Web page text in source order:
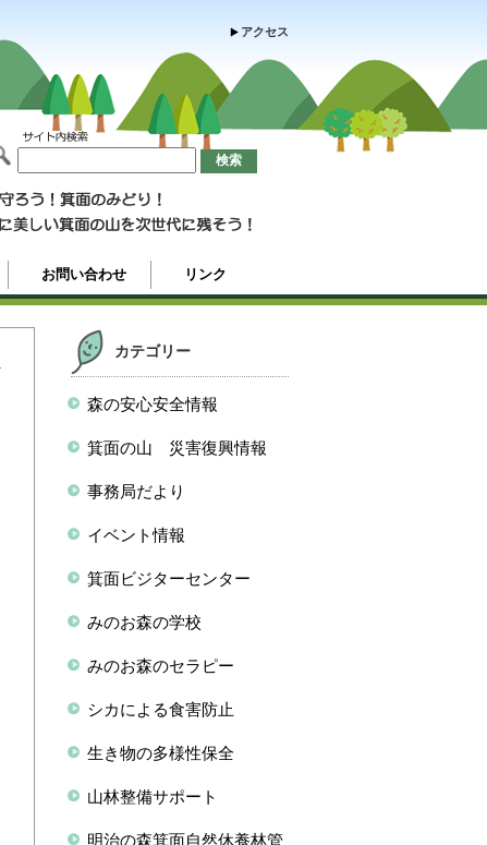
アクセス
お問い合わせ リンク
カテゴリー
森の安心安全情報
箕面の山 災害復興情報
事務局だより
イベント情報
箕面ビジターセンター
みのお森の学校
みのお森のセラピー
シカによる食害防止
生き物の多様性保全
山林整備サポート
明治の森箕面自然休養林管